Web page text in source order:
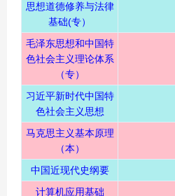
思想道德修养与法律
基础(专）
毛泽东思想和中国特
色社会主义理论体系
（专）
习近平新时代中国特
色社会主义思想
马克思主义基本原理
（本）
中国近现代史纲要
计算机应用基础